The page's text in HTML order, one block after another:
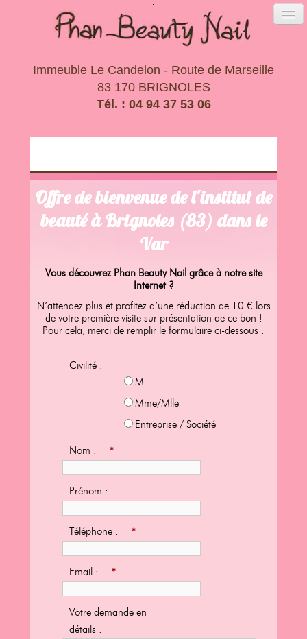
Immeuble Le Candelon - Route de Marseille
83 170 BRIGNOLES
Tél. : 04 94 37 53 06
Offre de bienvenue de l'institut de
beauté à Brignoles (83) dans le
Var
Vous découvrez Phan Beauty Nail grâce à notre site
Internet ?
N’attendez plus et profitez d’une réduction de 10 € lors
de votre première visite sur présentation de ce bon !
Pour cela, merci de remplir le formulaire ci-dessous :
Civilité :
M
Mme/Mlle
Entreprise / Société
Nom : *
Prénom :
Téléphone : *
Email : *
Votre demande en
détails :